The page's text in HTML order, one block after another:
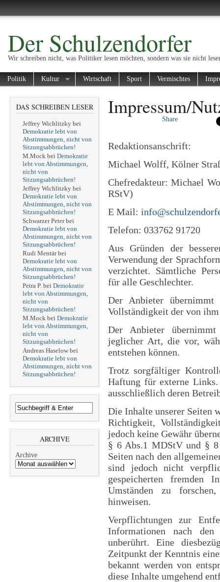
Der Schulzendorfer
Wir schreiben nicht, was Politiker lesen möchten, sondern was sie nicht
Politik Kultur Wirtschaft Sport Vermischtes
DAS SCHREIBEN LESER
Jeffrey Wichlitzky bei
Demokratie lebt von
Abstimmungen, nicht von
Sitzungsabbrüchen!
M.Mock bei Demokratie
lebt von Abstimmungen,
nicht von
Sitzungsabbrüchen!
Jeffrey Wichlitzky bei
Demokratie lebt von
Abstimmungen, nicht von
Sitzungsabbrüchen!
Schwarzer Peterbei
Demokratie lebt von
Abstimmungen, nicht von
Sitzungsabbrüchen!
Rudi Mentärbei
Demokratie lebt von
Abstimmungen, nicht von
Sitzungsabbrüchen!
Petra P. bei Demokratie
lebt von Abstimmungen,
nicht von
Sitzungsabbrüchen!
M.Mock bei Demokratie
lebt von Abstimmungen,
nicht von
Sitzungsabbrüchen!
Andreas Haselow bei
Demokratie lebt von
Abstimmungen, nicht von
Sitzungsabbrüchen!
ARCHIVE
Archive
Impressum/
Share
Redaktionsanschrift:
Michael Wolff, Kölner
Chefredakteur: Michael
RStV)
E Mail:
Telefon: 033762 91720
Aus Gründen der
Verwendung der
verzichtet. Sämtliche
für alle Geschlechter.
Der Anbieter
Vollständigkeit der von
Der Anbieter
jeglicher Art, die vor,
entstehen können.
Trotz sorgfältiger
Haftung für externe
ausschließlich deren
Die Inhalte unserer Seiten
Richtigkeit,
jedoch keine Gewähr
§ 6 Abs.1 MDStV und §
Seiten nach den
sind jedoch nicht
gespeicherten fremden
Umständen zu
hinweisen.
Verpflichtungen zur
Informationen nach den
unberührt. Eine
Zeitpunkt der Kenntnis
bekannt werden von
diese Inhalte umgehend